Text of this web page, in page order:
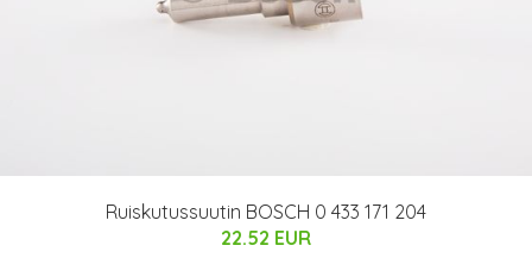
Ruiskutussuutin BOSCH 0 433 171 204
22.52 EUR